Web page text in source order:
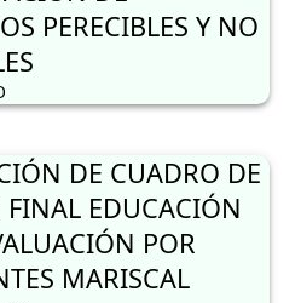
PERECIBLES Y NO
DE CUADRO DE
FINAL EDUCACIÓN
POR
MARISCAL